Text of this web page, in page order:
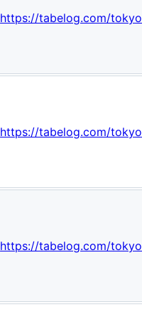
https://tabelog.com/
https://tabelog.com/
https://tabelog.com/